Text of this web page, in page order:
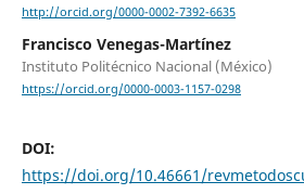
http://orcid.org/0000-0002-7392-6635
Francisco Venegas-Martínez
Instituto Politécnico Nacional (México)
https://orcid.org/0000-0003-1157-0298
DOI:
https://doi.org/10.46661/